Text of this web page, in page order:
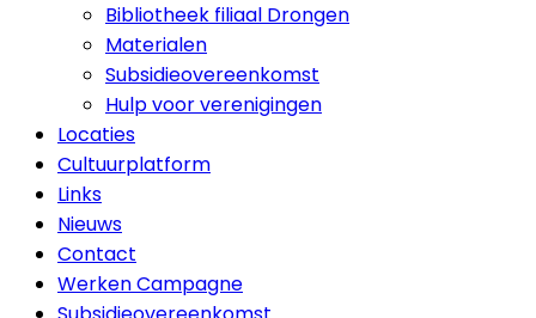
Bibliotheek filiaal Drongen
Materialen
Subsidieovereenkomst
Hulp voor verenigingen
Locaties
Cultuurplatform
Links
Nieuws
Contact
Werken Campagne